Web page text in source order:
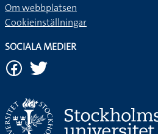
Om webbplatsen
Cookieinställningar
SOCIALA MEDIER